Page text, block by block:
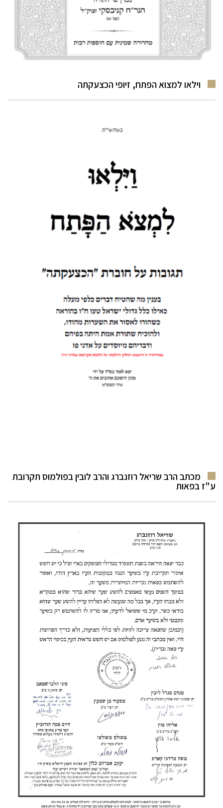
וילאו למצוא הפתח, זיופי הכצעקתה
מכתב הרב שריאל רוזנברג והרב לובין בפולמוס תקרובת
ע"ז בפאות